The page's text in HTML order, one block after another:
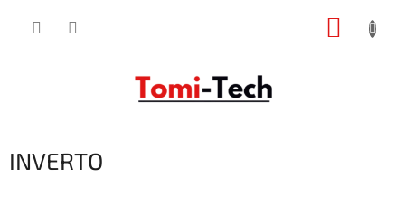
INVERTO